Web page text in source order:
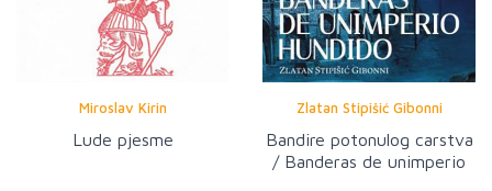
Miroslav Kirin
Lude pjesme
Zlatan Stipišić Gibonni
Bandire potonulog carstva
/ Banderas de unimperio